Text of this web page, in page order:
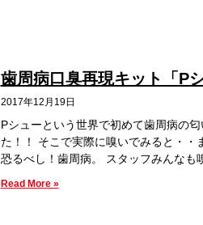
歯周病口臭再現キット「Pシ
2017年12月19日
Pシューという世界で初めて歯周病の
た！！ そこで実際に嗅いでみると・
恐るべし！歯周病。 スタッフみんなも
Read More »